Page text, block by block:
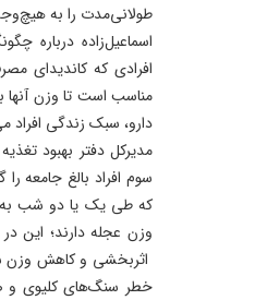
طولانی‌مدت را به
اسماعیل‌زاده درباره
دارو، سبک زندگی
مدیرکل دفتر بهبود
سوم افراد بالغ جامعه
که طی یک یا دو شب به
وزن عجله دارند؛ این
اثربخشی و کاهش وزن
خطر سنگ‌های کلیوی و